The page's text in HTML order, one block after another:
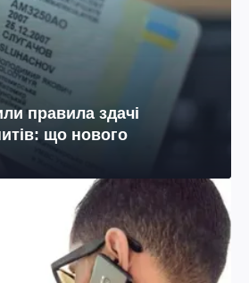
правила здачі
що нового